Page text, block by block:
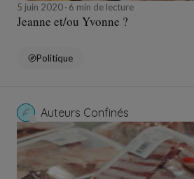
5 juin 2020 6 min de lecture
Jeanne et/ou Yvonne ?
Politique
Auteurs Confinés